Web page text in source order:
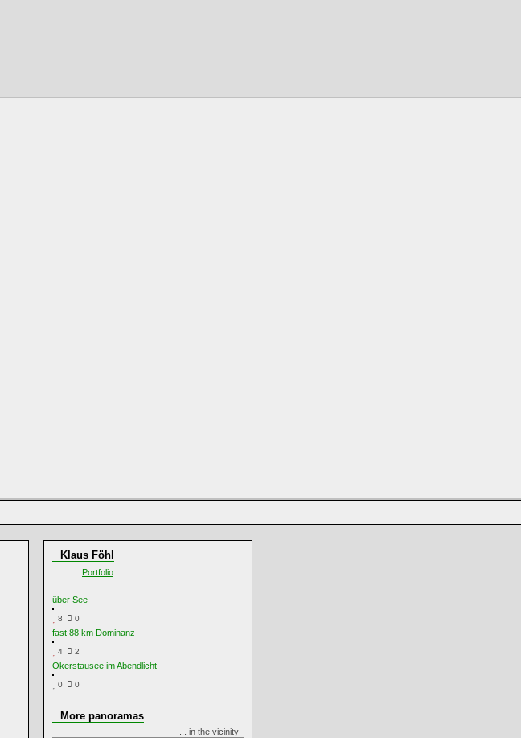
Klaus Föhl
Portfolio
über See
8 0
fast 88 km Dominanz
4 2
Okerstausee im Abendlicht
0 0
More panoramas
... in the vicinity